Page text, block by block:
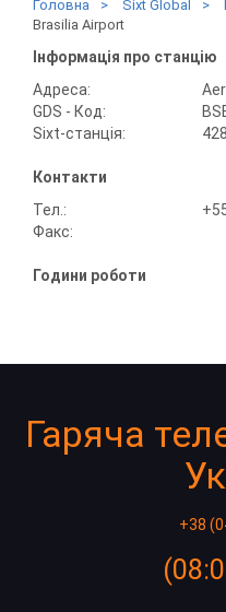
Головна > Sixt Global >
Brasilia Airport
Інформація про станцію
Адреса:
GDS - Код:
Sixt-станція:
Контакти
Тел.:
Факс:
Години роботи
Гаряча
+38